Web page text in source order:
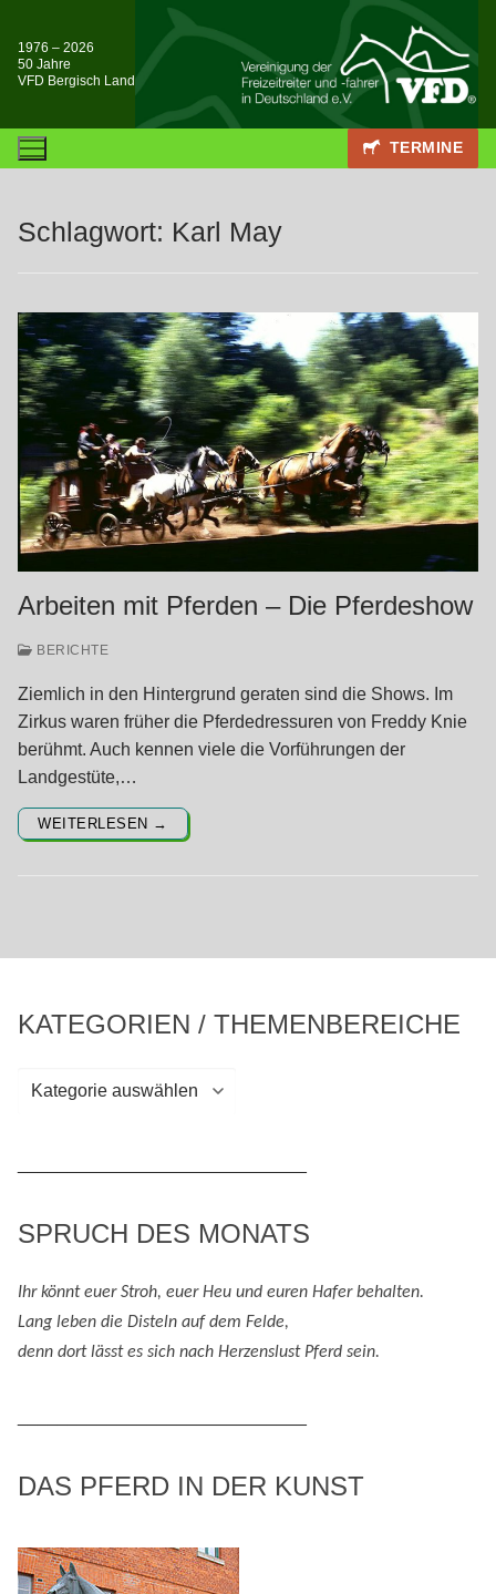
Inhalt
springen
1976 – 2026
50 Jahre
VFD Bergisch Land
TERMINE
Schlagwort: Karl May
Arbeiten mit Pferden – Die Pferdeshow
BERICHTE
Ziemlich in den Hintergrund geraten sind die Shows. Im
Zirkus waren früher die Pferdedressuren von Freddy Knie
berühmt. Auch kennen viele die Vorführungen der
Landgestüte,…
WEITERLESEN →
KATEGORIEN / THEMENBEREICHE
Kategorien
SPRUCH DES MONATS
Ihr könnt euer Stroh, euer Heu und euren Hafer behalten.
Lang leben die Disteln auf dem Felde,
denn dort lässt es sich nach Herzenslust Pferd sein.
DAS PFERD IN DER KUNST